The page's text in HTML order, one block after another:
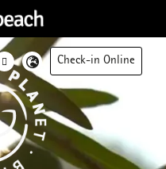
Check-in Online